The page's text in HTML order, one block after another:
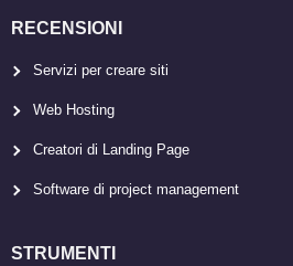
RECENSIONI
Servizi per creare siti
Web Hosting
Creatori di Landing Page
Software di project management
STRUMENTI